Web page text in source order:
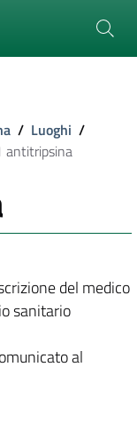
/ Luoghi /
antitripsina
del medico
sanitario
al